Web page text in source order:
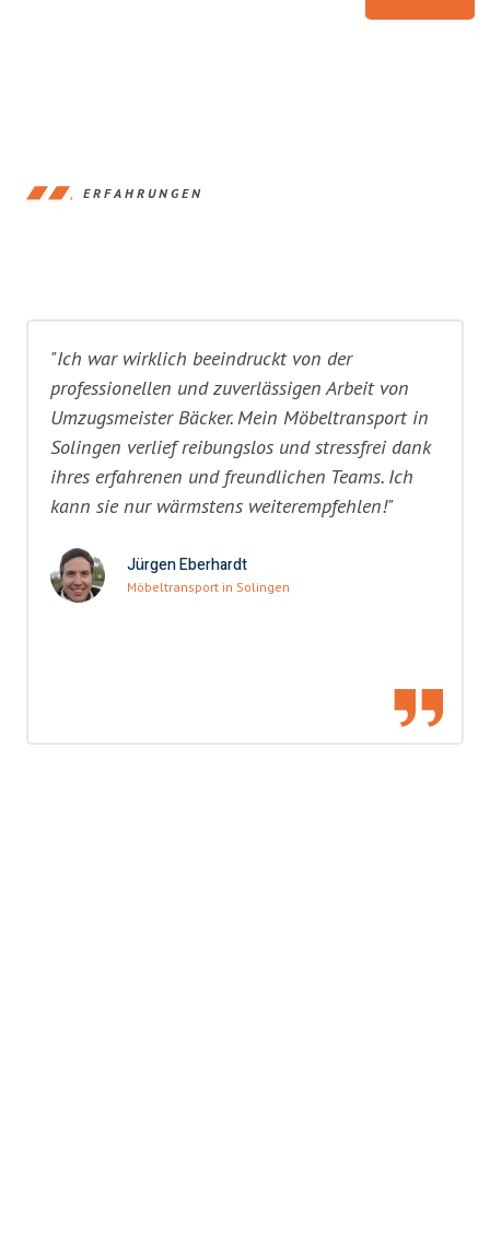
ERFAHRUNGEN
"Ich war wirklich beeindruckt von der
professionellen und zuverlässigen Arbeit von
Umzugsmeister Bäcker. Mein Möbeltransport in
Solingen verlief reibungslos und stressfrei dank
ihres erfahrenen und freundlichen Teams. Ich
kann sie nur wärmstens weiterempfehlen!"
Jürgen Eberhardt
Möbeltransport in Solingen